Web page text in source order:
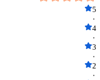
5
۰
4
۰
3
۰
2
۰